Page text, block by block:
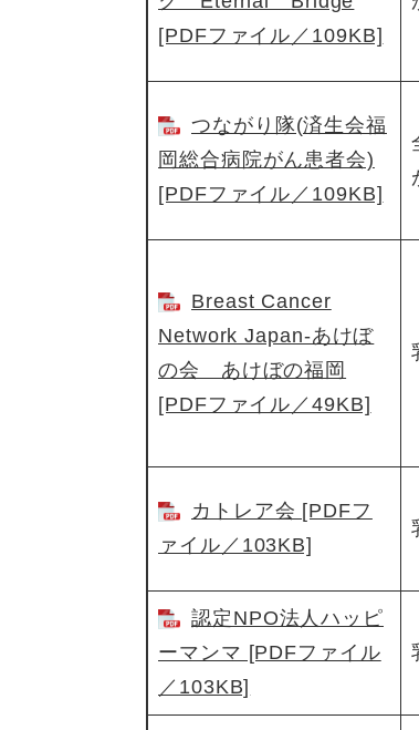
[PDFファイル／109KB]
つながり隊(済生会福
岡総合病院がん患者会)
[PDFファイル／109KB]
Breast Cancer
Network Japan-あけぼ
の会 あけぼの福岡
[PDFファイル／49KB]
カトレア会 [PDFフ
ァイル／103KB]
認定NPO法人ハッピ
ーマンマ [PDFファイル
／103KB]